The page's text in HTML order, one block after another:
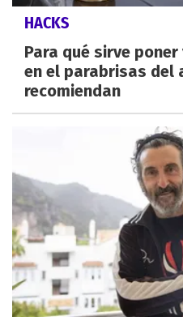
HACKS
Para qué sirve
en el parabrisas del
recomiendan